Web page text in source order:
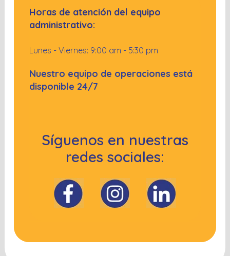
Horas de atención del equipo
administrativo:
Lunes - Viernes: 9:00 am - 5:30 pm
Nuestro equipo de operaciones está
disponible 24/7
Síguenos en nuestras
redes sociales: